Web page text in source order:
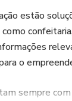
estão
o
sempre